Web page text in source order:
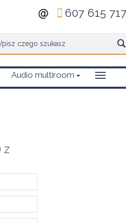
607 615
Audio multiroom
z